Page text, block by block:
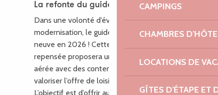
CAMPINGS
CHAMBRES
LOCATIONS DE
GÎTES D'ÉTAPE ET
La refonte du guide des loisirs
Dans une volonté d’évolution et de
modernisation, le guide des Loisirs fait peau
neuve en 2026 ! Cette nouvelle édition
repensée proposera une mise en page plus
aérée avec des contenus enrichis pour
valoriser l’offre de loisirs du territoire.
L’objectif est d’offrir aux habitants et aux